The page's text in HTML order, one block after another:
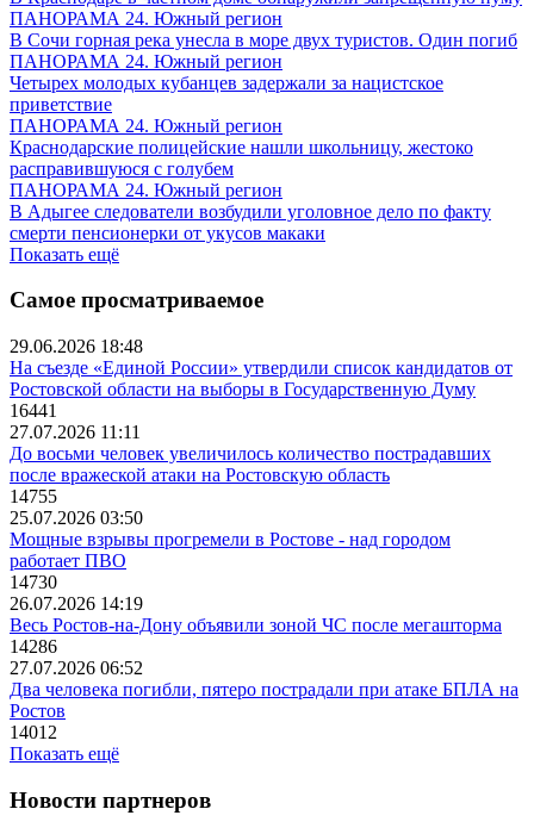
ПАНОРАМА 24. Южный регион
В Сочи горная река унесла в море двух туристов. Один погиб
ПАНОРАМА 24. Южный регион
Четырех молодых кубанцев задержали за нацистское
приветствие
ПАНОРАМА 24. Южный регион
Краснодарские полицейские нашли школьницу, жестоко
расправившуюся с голубем
ПАНОРАМА 24. Южный регион
В Адыгее следователи возбудили уголовное дело по факту
смерти пенсионерки от укусов макаки
Показать ещё
Самое просматриваемое
29.06.2026 18:48
На съезде «Единой России» утвердили список кандидатов от
Ростовской области на выборы в Государственную Думу
16441
27.07.2026 11:11
До восьми человек увеличилось количество пострадавших
после вражеской атаки на Ростовскую область
14755
25.07.2026 03:50
Мощные взрывы прогремели в Ростове - над городом
работает ПВО
14730
26.07.2026 14:19
Весь Ростов-на-Дону объявили зоной ЧС после мегашторма
14286
27.07.2026 06:52
Два человека погибли, пятеро пострадали при атаке БПЛА на
Ростов
14012
Показать ещё
Новости партнеров